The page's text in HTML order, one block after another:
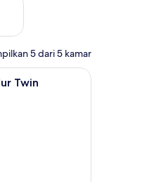
5 dari 5 kamar
Superior, 2 Tempat Tidur Twin |
Twin